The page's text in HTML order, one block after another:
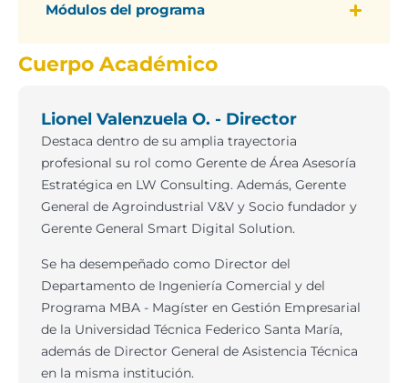
Módulos del programa
Cuerpo Académico
Lionel Valenzuela O. - Director
Destaca dentro de su amplia trayectoria
profesional su rol como Gerente de Área Asesoría
Estratégica en LW Consulting. Además, Gerente
General de Agroindustrial V&V y Socio fundador y
Gerente General Smart Digital Solution.
Se ha desempeñado como Director del
Departamento de Ingeniería Comercial y del
Programa MBA - Magíster en Gestión Empresarial
de la Universidad Técnica Federico Santa María,
además de Director General de Asistencia Técnica
en la misma institución.